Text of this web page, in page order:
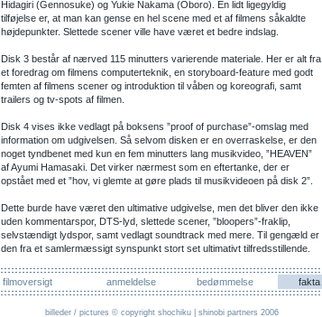
Hidagiri (Gennosuke) og Yukie Nakama (Oboro). En lidt ligegyldig
tilføjelse er, at man kan gense en hel scene med et af filmens såkaldte
højdepunkter. Slettede scener ville have været et bedre indslag.
Disk 3 består af nærved 115 minutters varierende materiale. Her er alt fra
et foredrag om filmens computerteknik, en storyboard-feature med godt
femten af filmens scener og introduktion til våben og koreografi, samt
trailers og tv-spots af filmen.
Disk 4 vises ikke vedlagt på boksens ”proof of purchase”-omslag med
information om udgivelsen. Så selvom disken er en overraskelse, er den
noget tyndbenet med kun en fem minutters lang musikvideo, ”HEAVEN”
af Ayumi Hamasaki. Det virker nærmest som en eftertanke, der er
opstået med et ”hov, vi glemte at gøre plads til musikvideoen på disk 2”.
Dette burde have været den ultimative udgivelse, men det bliver den ikke
uden kommentarspor, DTS-lyd, slettede scener, ”bloopers”-fraklip,
selvstændigt lydspor, samt vedlagt soundtrack med mere. Til gengæld er
den fra et samlermæssigt synspunkt stort set ultimativt tilfredsstillende.
filmoversigt anmeldelse bedømmelse fakta
billeder / pictures © copyright shochiku | shinobi partners 2006